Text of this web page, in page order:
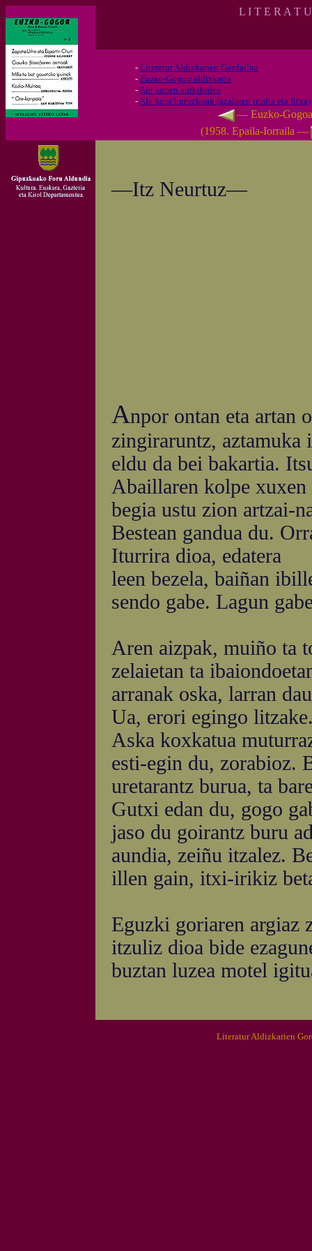
L I T E R A T
- Literatur Aldizkarien Gordailua
- Euzko-Gogoa aldizkaria
-Ale honen aurkibidea
-Ale honi buruzkoak (azalaren irudia eta fitxa)
— Euzko-Gogoa
(1958. Epaila-Iorraila —
—Itz Neurtuz—
Anpor ontan eta artan
zingiraruntz, aztamuka
eldu da bei bakartia.
Abaillaren kolpe
begia ustu zion artzai-
Bestean gandua du.
Iturrira dioa, edatera
leen bezela, baiñan
sendo gabe. Lagun
Aren aizpak, muiño ta
zelaietan ta
arranak oska, larran
Ua, erori egingo
Aska koxkatua
esti-egin du, zorabioz.
uretarantz burua, ta
Gutxi edan du, gogo
jaso du goirantz buru
aundia, zeiñu itzalez.
illen gain, itxi-irikiz
Eguzki goriaren argiaz
itzuliz dioa bide
buztan luzea motel
Literatur Aldizkarien